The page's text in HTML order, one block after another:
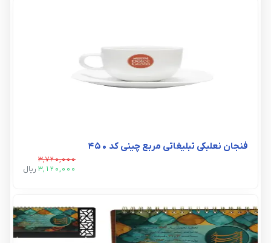
فنجان نعلبکی تبلیغاتی مربع چینی کد ۴۵۰
3,720,000
3,120,000 ريال